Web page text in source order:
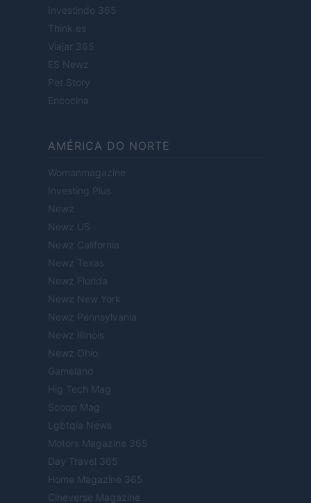
Investindo 365
Think.es
Viajar 365
ES Newz
Pet Story
Encocina
AMÉRICA DO NORTE
Womanmagazine
Investing Plus
Newz
Newz US
Newz California
Newz Texas
Newz Florida
Newz New York
Newz Pennsylvania
Newz Illinois
Newz Ohio
Gameland
Hig Tech Mag
Scoop Mag
Lgbtqia News
Motors Magazine 365
Day Travel 365
Home Magazine 365
Cineverse Magazine